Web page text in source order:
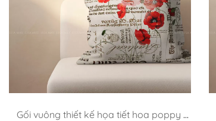
Gối vuông thiết kế họa tiết hoa poppy